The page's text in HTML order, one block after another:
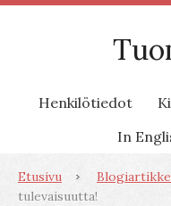
Henkilötiedot
In
Etusivu
tulevaisuutta!